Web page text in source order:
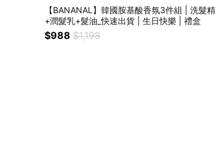
【BANANAL】韓國胺基酸香氛3件組 | 洗髮精
+潤髮乳+髮油_快速出貨 | 生日快樂 | 禮盒
$988 $1,198